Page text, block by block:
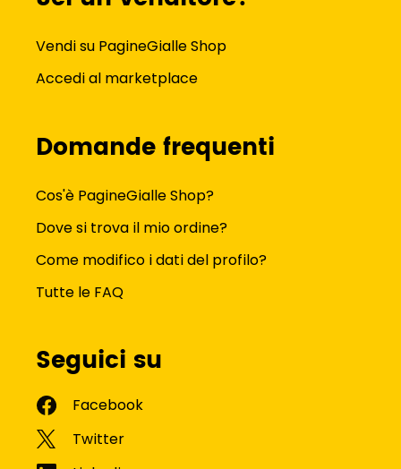
Vendi su PagineGialle Shop
Accedi al marketplace
Domande frequenti
Cos'è PagineGialle Shop?
Dove si trova il mio ordine?
Come modifico i dati del profilo?
Tutte le FAQ
Seguici su